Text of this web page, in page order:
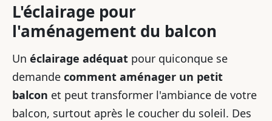
L'éclairage pour
l'aménagement du balcon
Un éclairage adéquat pour quiconque se
demande comment aménager un petit
balcon et peut transformer l'ambiance de votre
balcon, surtout après le coucher du soleil. Des